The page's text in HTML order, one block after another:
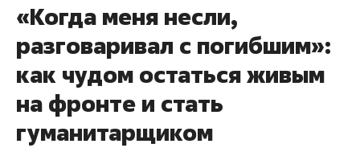
«Когда меня несли,
разговаривал с погибшим»:
как чудом остаться живым
на фронте и стать
гуманитарщиком